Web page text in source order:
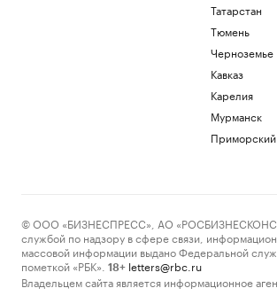
Экспорт синтетических алмазов из
Китая резко вырос на фоне бума ИИ
Telegraph сообщил о выплатах УЕФА
Татарстан
Тюмень
Черноземье
Кавказ
Карелия
Мурманск
© ООО «БИЗНЕСПРЕСС», АО
службой по надзору в сфере связи,
массовой информации выдано Федеральной
пометкой «РБК».
18+ letters@rbc.ru
Владельцем сайта является информационное